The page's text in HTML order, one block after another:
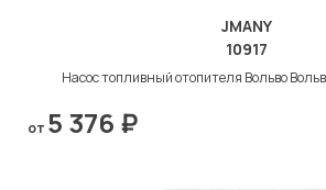
JMANY
10917
Насос топливный отопителя Вольво
от 5 376 ₽